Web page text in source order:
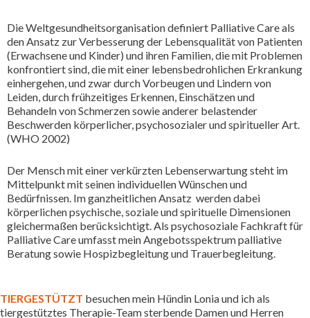
Die Weltgesundheitsorganisation definiert Palliative Care als
den Ansatz zur Verbesserung der Lebensqualität von Patienten
(Erwachsene und Kinder) und ihren Familien, die mit Problemen
konfrontiert sind, die mit einer lebensbedrohlichen Erkrankung
einhergehen, und zwar durch Vorbeugen und Lindern von
Leiden, durch frühzeitiges Erkennen, Einschätzen und
Behandeln von Schmerzen sowie anderer belastender
Beschwerden körperlicher, psychosozialer und spiritueller Art.
(WHO 2002)
Der Mensch mit einer verkürzten Lebenserwartung steht im
Mittelpunkt mit seinen individuellen Wünschen und
Bedürfnissen. Im ganzheitlichen Ansatz werden dabei
körperlichen psychische, soziale und spirituelle Dimensionen
gleichermaßen berücksichtigt. Als psychosoziale Fachkraft für
Palliative Care umfasst mein Angebotsspektrum palliative
Beratung sowie Hospizbegleitung und Trauerbegleitung.
TIERGESTÜTZT besuchen mein Hündin Lonia und ich als
tiergestütztes Therapie-Team sterbende Damen und Herren